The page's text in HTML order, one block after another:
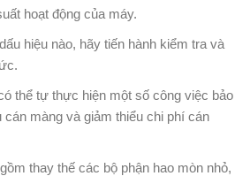
hoạt động của máy.
hiệu nào, hãy tiến hành kiểm tra và
thể tự thực hiện một số công việc bảo
màng và giảm thiểu chi phí cán
thay thế các bộ phận hao mòn nhỏ,